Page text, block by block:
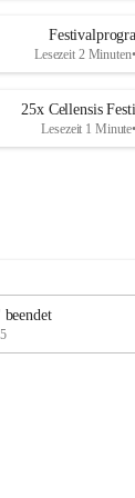
Lesezeit 2 Minuten•
25x Cellensis
Lesezeit 1 Minute